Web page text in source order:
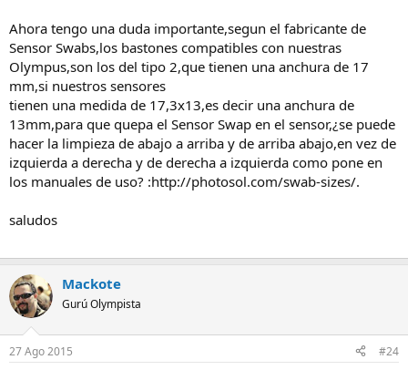
Ahora tengo una duda importante,segun el fabricante de
Sensor Swabs,los bastones compatibles con nuestras
Olympus,son los del tipo 2,que tienen una anchura de 17
mm,si nuestros sensores
tienen una medida de 17,3x13,es decir una anchura de
13mm,para que quepa el Sensor Swap en el sensor,¿se puede
hacer la limpieza de abajo a arriba y de arriba abajo,en vez de
izquierda a derecha y de derecha a izquierda como pone en
los manuales de uso? :http://photosol.com/swab-sizes/.
saludos
Mackote
Gurú Olympista
27 Ago 2015 #24